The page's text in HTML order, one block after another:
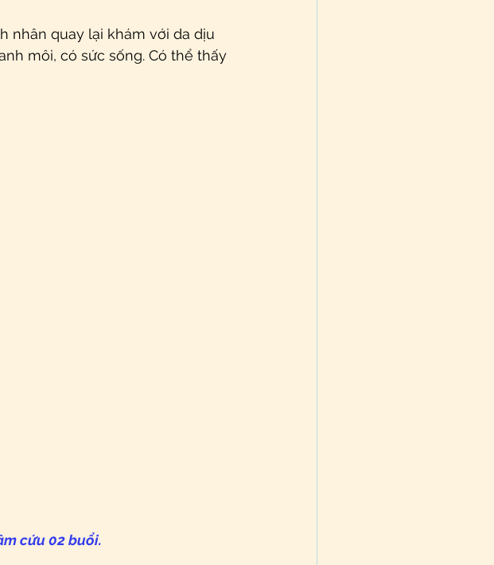
nhân quay lại khám với da dịu
môi, có sức sống. Có thể thấy
cứu 02 buổi.